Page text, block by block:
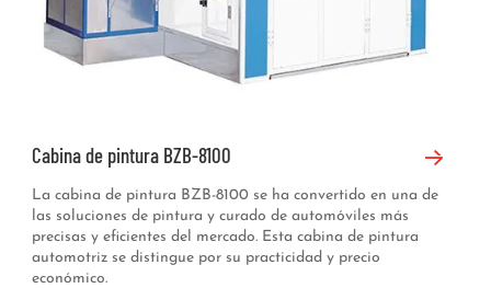
Cabina de pintura BZB-8100
La cabina de pintura BZB-8100 se ha convertido en una de
las soluciones de pintura y curado de automóviles más
precisas y eficientes del mercado. Esta cabina de pintura
automotriz se distingue por su practicidad y precio
económico.